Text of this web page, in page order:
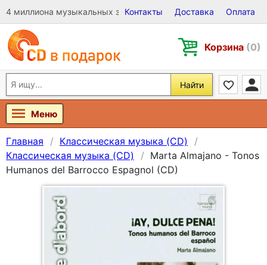
4 миллиона музыкальных записей на Виниле, CD и DVD
Контакты Доставка Оплата
Корзина (0)
Найти
Меню
Главная
Классическая музыка (CD)
Классическая музыка (CD)
Marta Almajano - Tonos
Humanos del Barrocco Espagnol (CD)